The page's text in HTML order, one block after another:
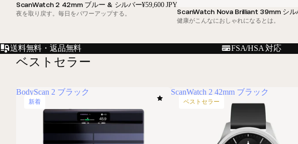
ScanWatch 2 42mm ブルー & シルバー¥59,600 JPY
夜を取り戻す。毎日をパワーアップする。 ScanWatch Nova Brilliant 39mm シル
健康がこんなにおしゃれになるとは。
送料無料・返品無料 FSA/HSA 対応
ベストセラー
BodyScan 2 ブラック
新着
ScanWatch 2 42mm ブラック
ベストセラー